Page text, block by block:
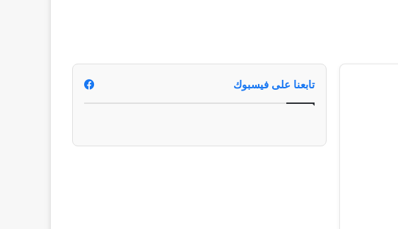
تابعنا على فيسبوك